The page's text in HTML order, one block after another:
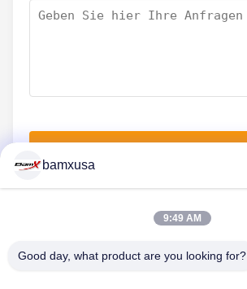
bamxusa
9:49 AM
Good day, what product are you looking for?